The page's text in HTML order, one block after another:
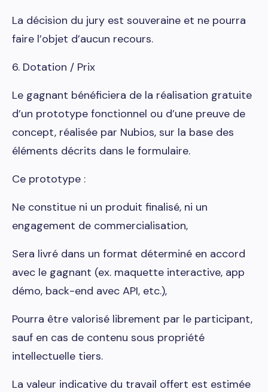
La décision du jury est souveraine et ne pourra
faire l’objet d’aucun recours.
6. Dotation / Prix
Le gagnant bénéficiera de la réalisation gratuite
d’un prototype fonctionnel ou d’une preuve de
concept, réalisée par Nubios, sur la base des
éléments décrits dans le formulaire.
Ce prototype :
Ne constitue ni un produit finalisé, ni un
engagement de commercialisation,
Sera livré dans un format déterminé en accord
avec le gagnant (ex. maquette interactive, app
démo, back-end avec API, etc.),
Pourra être valorisé librement par le participant,
sauf en cas de contenu sous propriété
intellectuelle tiers.
La valeur indicative du travail offert est estimée